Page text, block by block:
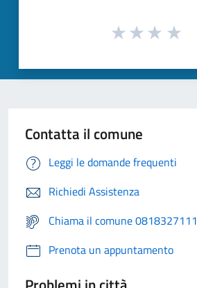
Contatta il comune
Leggi le domande frequenti
Richiedi Assistenza
Chiama il comune 0818327111
Prenota un appuntamento